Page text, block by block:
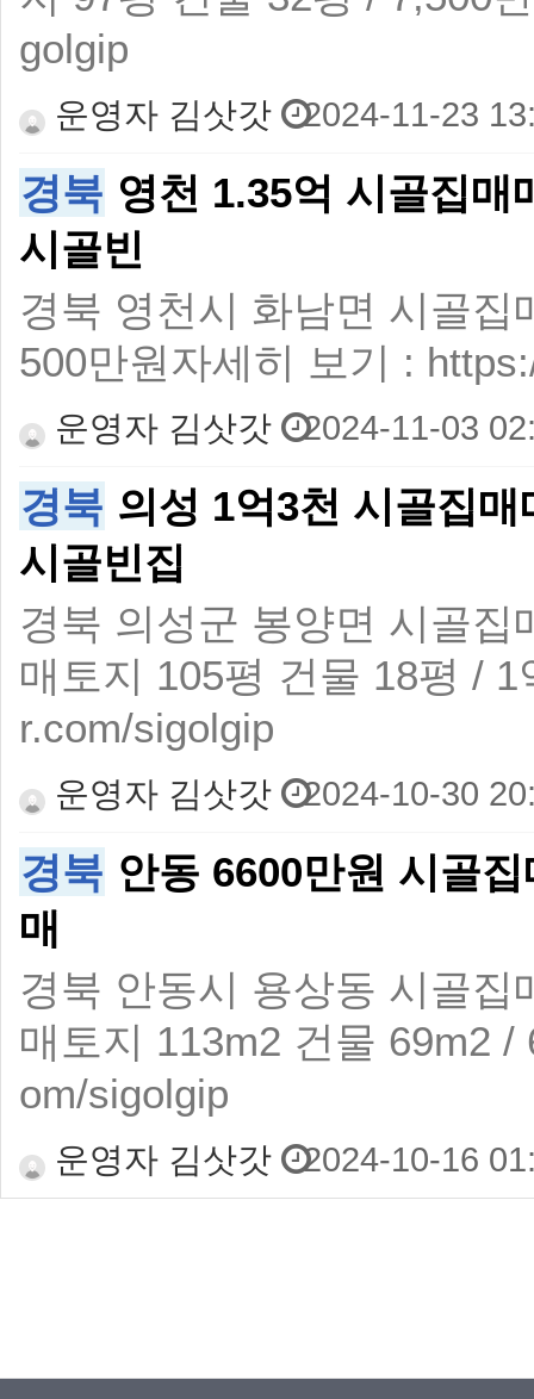
golgip
운영자 김삿갓 2024-11-23
경북 영천 1.35억 시골집매
시골빈
경북 영천시 화남면 시골
500만원자세히 보기 :
운영자 김삿갓 2024-11-03
경북 의성 1억3천 시골집
시골빈집
경북 의성군 봉양면 시골
매토지 105평 건물 18평 /
r.com/sigolgip
운영자 김삿갓 2024-10-30
경북 안동 6600만원 시골
매
경북 안동시 용상동 시골
매토지 113m2 건물 69m2
om/sigolgip
운영자 김삿갓 2024-10-16